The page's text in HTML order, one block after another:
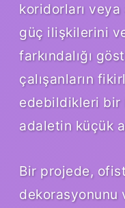
koridorları veya
güç ilişkilerini
farkındalığı
çalışanların
edebildikleri bir
adaletin küçük
Bir projede,
dekorasyonunu